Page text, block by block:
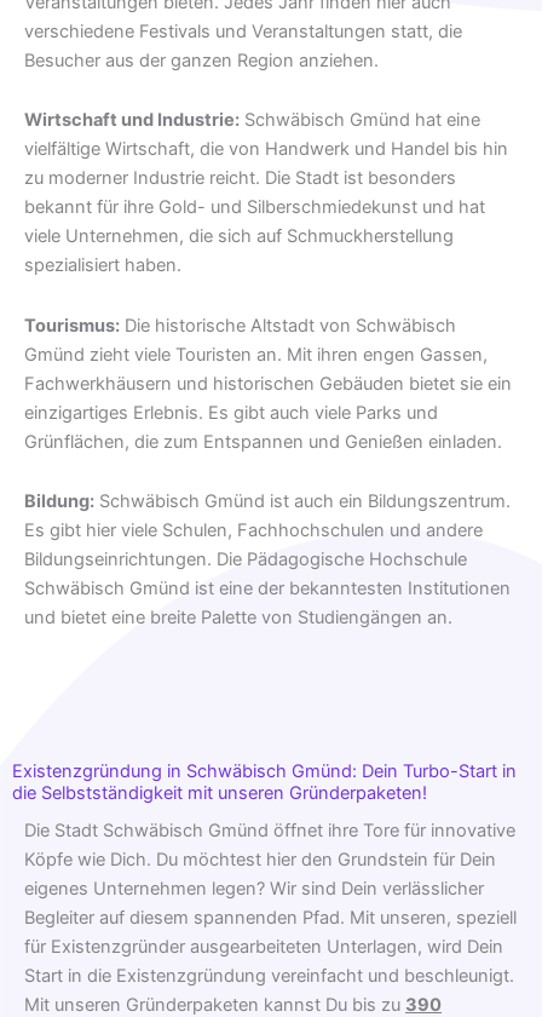
verschiedene Festivals und Veranstaltungen statt, die
Besucher aus der ganzen Region anziehen.
Wirtschaft und Industrie: Schwäbisch Gmünd hat eine
vielfältige Wirtschaft, die von Handwerk und Handel bis hin
zu moderner Industrie reicht. Die Stadt ist besonders
bekannt für ihre Gold- und Silberschmiedekunst und hat
viele Unternehmen, die sich auf Schmuckherstellung
spezialisiert haben.
Tourismus: Die historische Altstadt von Schwäbisch
Gmünd zieht viele Touristen an. Mit ihren engen Gassen,
Fachwerkhäusern und historischen Gebäuden bietet sie ein
einzigartiges Erlebnis. Es gibt auch viele Parks und
Grünflächen, die zum Entspannen und Genießen einladen.
Bildung: Schwäbisch Gmünd ist auch ein Bildungszentrum.
Es gibt hier viele Schulen, Fachhochschulen und andere
Bildungseinrichtungen. Die Pädagogische Hochschule
Schwäbisch Gmünd ist eine der bekanntesten Institutionen
und bietet eine breite Palette von Studiengängen an.
Existenzgründung in Schwäbisch Gmünd: Dein Turbo-Start in
die Selbstständigkeit mit unseren Gründerpaketen!
Die Stadt Schwäbisch Gmünd öffnet ihre Tore für innovative
Köpfe wie Dich. Du möchtest hier den Grundstein für Dein
eigenes Unternehmen legen? Wir sind Dein verlässlicher
Begleiter auf diesem spannenden Pfad. Mit unseren, speziell
für Existenzgründer ausgearbeiteten Unterlagen, wird Dein
Start in die Existenzgründung vereinfacht und beschleunigt.
Mit unseren Gründerpaketen kannst Du bis zu 390